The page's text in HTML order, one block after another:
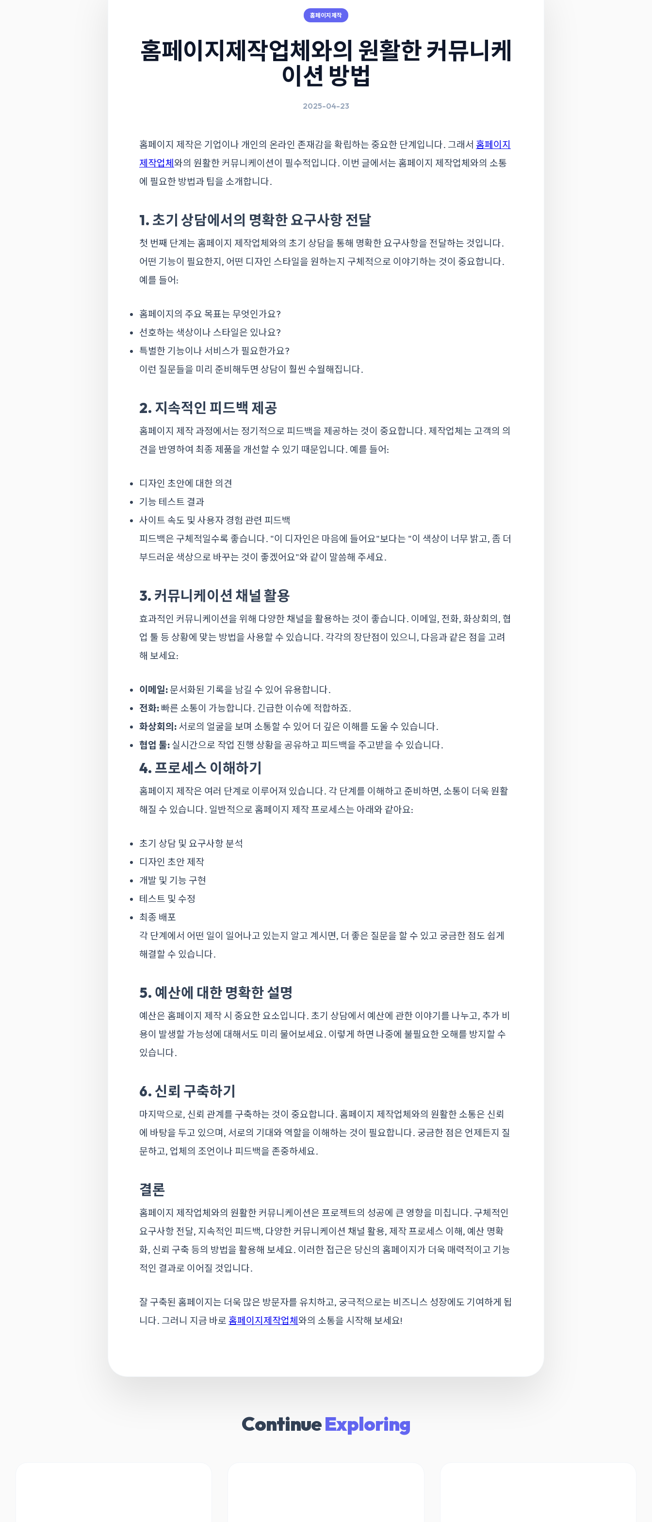
홈페이지제작
홈페이지제작업체와의 원활한 커뮤니케
이션 방법
2025-04-23
홈페이지 제작은 기업이나 개인의 온라인 존재감을 확립하는 중요한 단계입니다. 그래서 홈페이지
제작업체 와의 원활한 커뮤니케이션이 필수적입니다. 이번 글에서는 홈페이지 제작업체와의 소통
에 필요한 방법과 팁을 소개합니다.
1. 초기 상담에서의 명확한 요구사항 전달
첫 번째 단계는 홈페이지 제작업체와의 초기 상담을 통해 명확한 요구사항을 전달하는 것입니다.
어떤 기능이 필요한지, 어떤 디자인 스타일을 원하는지 구체적으로 이야기하는 것이 중요합니다.
예를 들어:
홈페이지의 주요 목표는 무엇인가요?
선호하는 색상이나 스타일은 있나요?
특별한 기능이나 서비스가 필요한가요?
이런 질문들을 미리 준비해두면 상담이 훨씬 수월해집니다.
2. 지속적인 피드백 제공
홈페이지 제작 과정에서는 정기적으로 피드백을 제공하는 것이 중요합니다. 제작업체는 고객의 의
견을 반영하여 최종 제품을 개선할 수 있기 때문입니다. 예를 들어:
디자인 초안에 대한 의견
기능 테스트 결과
사이트 속도 및 사용자 경험 관련 피드백
피드백은 구체적일수록 좋습니다. "이 디자인은 마음에 들어요"보다는 "이 색상이 너무 밝고, 좀 더
부드러운 색상으로 바꾸는 것이 좋겠어요"와 같이 말씀해 주세요.
3. 커뮤니케이션 채널 활용
효과적인 커뮤니케이션을 위해 다양한 채널을 활용하는 것이 좋습니다. 이메일, 전화, 화상회의, 협
업 툴 등 상황에 맞는 방법을 사용할 수 있습니다. 각각의 장단점이 있으니, 다음과 같은 점을 고려
해 보세요:
이메일:문서화된 기록을 남길 수 있어 유용합니다.
전화: 빠른 소통이 가능합니다. 긴급한 이슈에 적합하죠.
화상회의: 서로의 얼굴을 보며 소통할 수 있어 더 깊은 이해를 도울 수 있습니다.
협업 툴: 실시간으로 작업 진행 상황을 공유하고 피드백을 주고받을 수 있습니다.
4. 프로세스 이해하기
홈페이지 제작은 여러 단계로 이루어져 있습니다. 각 단계를 이해하고 준비하면, 소통이 더욱 원활
해질 수 있습니다. 일반적으로 홈페이지 제작 프로세스는 아래와 같아요:
초기 상담 및 요구사항 분석
디자인 초안 제작
개발 및 기능 구현
테스트 및 수정
최종 배포
각 단계에서 어떤 일이 일어나고 있는지 알고 계시면, 더 좋은 질문을 할 수 있고 궁금한 점도 쉽게
해결할 수 있습니다.
5. 예산에 대한 명확한 설명
예산은 홈페이지 제작 시 중요한 요소입니다. 초기 상담에서 예산에 관한 이야기를 나누고, 추가 비
용이 발생할 가능성에 대해서도 미리 물어보세요. 이렇게 하면 나중에 불필요한 오해를 방지할 수
있습니다.
6. 신뢰 구축하기
마지막으로, 신뢰 관계를 구축하는 것이 중요합니다. 홈페이지 제작업체와의 원활한 소통은 신뢰
에 바탕을 두고 있으며, 서로의 기대와 역할을 이해하는 것이 필요합니다. 궁금한 점은 언제든지 질
문하고, 업체의 조언이나 피드백을 존중하세요.
결론
홈페이지 제작업체와의 원활한 커뮤니케이션은 프로젝트의 성공에 큰 영향을 미칩니다. 구체적인
요구사항 전달, 지속적인 피드백, 다양한 커뮤니케이션 채널 활용, 제작 프로세스 이해, 예산 명확
화, 신뢰 구축 등의 방법을 활용해 보세요. 이러한 접근은 당신의 홈페이지가 더욱 매력적이고 기능
적인 결과로 이어질 것입니다.
잘 구축된 홈페이지는 더욱 많은 방문자를 유치하고, 궁극적으로는 비즈니스 성장에도 기여하게 됩
니다. 그러니 지금 바로 홈페이지제작업체 와의 소통을 시작해 보세요!
ContinueExploring